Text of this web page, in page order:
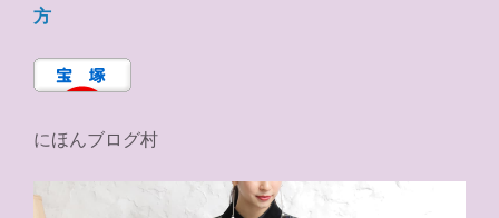
方
にほんブログ村